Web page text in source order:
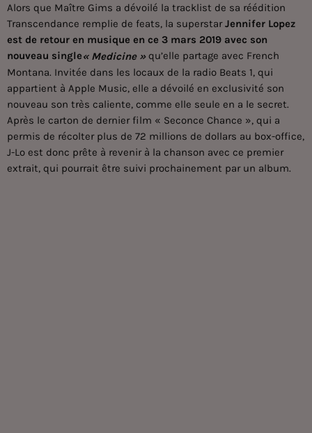
Alors que Maître Gims a dévoilé la tracklist de sa réédition
Transcendance remplie de feats, la superstarJennifer Lopez
est de retour en musique en ce 3 mars 2019 avec son
nouveau single« Medicine »qu’elle partage avec French
Montana. Invitée dans les locaux de la radio Beats 1, qui
appartient à Apple Music, elle a dévoilé en exclusivité son
nouveau son très caliente, comme elle seule en a le secret.
Après le carton de dernier film « Seconce Chance », qui a
permis de récolter plus de 72 millions de dollars au box-office,
J-Lo est donc prête à revenir à la chanson avec ce premier
extrait, qui pourrait être suivi prochainement par un album.